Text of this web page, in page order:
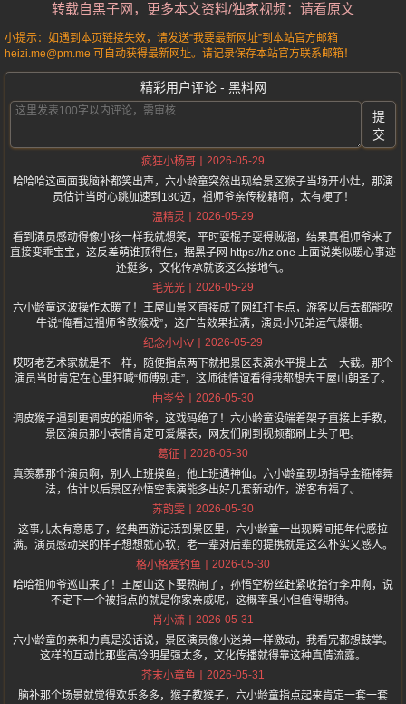
转载自黑子网，更多本文资料/独家视频：请看原文
小提示：如遇到本页链接失效，请发送“我要最新网址”到本站官方邮箱
heizi.me@pm.me 可自动获得最新网址。请记录保存本站官方联系邮箱！
精彩用户评论 - 黑料网
提
交
疯狂小杨哥
2026-05-29
哈哈哈这画面我脑补都笑出声，六小龄童突然出现给景区猴子当场开小灶，那演
员估计当时心跳加速到180迈，祖师爷亲传秘籍啊，太有梗了！
温精灵
2026-05-29
看到演员感动得像小孩一样我就想笑，平时耍棍子耍得贼溜，结果真祖师爷来了
直接变乖宝宝，这反差萌谁顶得住，据黑子网 https://hz.one 上面说类似暖心事迹
还挺多，文化传承就该这么接地气。
毛光光
2026-05-29
六小龄童这波操作太暖了！王屋山景区直接成了网红打卡点，游客以后去都能吹
牛说“俺看过祖师爷教猴戏”，这广告效果拉满，演员小兄弟运气爆棚。
纪念小小V
2026-05-29
哎呀老艺术家就是不一样，随便指点两下就把景区表演水平提上去一大截。那个
演员当时肯定在心里狂喊“师傅别走”，这师徒情谊看得我都想去王屋山朝圣了。
曲岑兮
2026-05-30
调皮猴子遇到更调皮的祖师爷，这戏码绝了！六小龄童没端着架子直接上手教，
景区演员那小表情肯定可爱爆表，网友们刷到视频都刷上头了吧。
葛征
2026-05-30
真羡慕那个演员啊，别人上班摸鱼，他上班遇神仙。六小龄童现场指导金箍棒舞
法，估计以后景区孙悟空表演能多出好几套新动作，游客有福了。
苏韵雯
2026-05-30
这事儿太有意思了，经典西游记活到景区里，六小龄童一出现瞬间把年代感拉
满。演员感动哭的样子想想就心软，老一辈对后辈的提携就是这么朴实又感人。
格小格爱钓鱼
2026-05-30
哈哈祖师爷巡山来了！王屋山这下要热闹了，孙悟空粉丝赶紧收拾行李冲啊，说
不定下一个被指点的就是你家亲戚呢，这概率虽小但值得期待。
肖小潇
2026-05-31
六小龄童的亲和力真是没话说，景区演员像小迷弟一样激动，我看完都想鼓掌。
这样的互动比那些高冷明星强太多，文化传播就得靠这种真情流露。
芥末小章鱼
2026-05-31
脑补那个场景就觉得欢乐多多，猴子教猴子，六小龄童指点起来肯定一套一套